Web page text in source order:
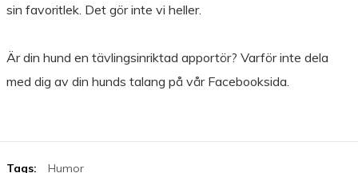
sin favoritlek. Det gör inte vi heller.
Är din hund en tävlingsinriktad apportör? Varför inte dela
med dig av din hunds talang på vår Facebooksida.
Tags: Humor